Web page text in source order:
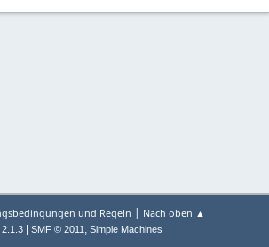
und Regeln | Nach oben ▲
| SMF © 2011, Simple Machines